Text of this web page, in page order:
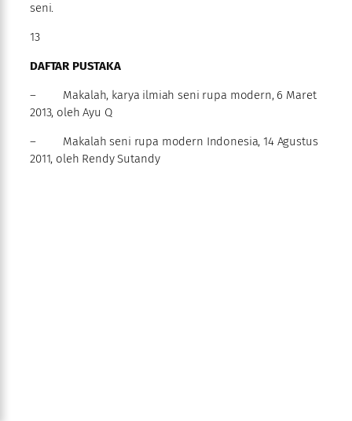
seni.
13
DAFTAR PUSTAKA
– Makalah, karya ilmiah seni rupa modern, 6 Maret
2013, oleh Ayu Q
– Makalah seni rupa modern Indonesia, 14 Agustus
2011, oleh Rendy Sutandy